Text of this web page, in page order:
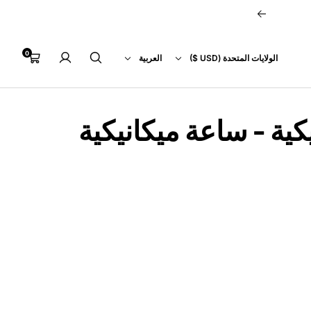
التالي
بلد
الولايات المتحدة (USD $) اللغة
العربية
عربة
0
- ساعة ميكانيكية